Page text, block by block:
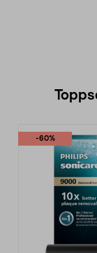
-60%